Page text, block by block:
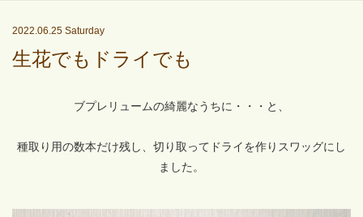
2022.06.25 Saturday
生花でもドライでも
ブプレリュームの綺麗なうちに・・・と、
種取り用の数本だけ残し、切り取ってドライを作りスワッグにし
ました。